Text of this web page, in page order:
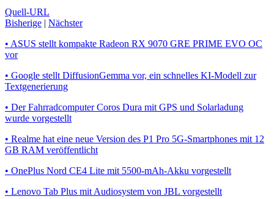
Quell-URL
Bisherige | Nächster
• ASUS stellt kompakte Radeon RX 9070 GRE PRIME EVO OC
vor
• Google stellt DiffusionGemma vor, ein schnelles KI-Modell zur
Textgenerierung
• Der Fahrradcomputer Coros Dura mit GPS und Solarladung
wurde vorgestellt
• Realme hat eine neue Version des P1 Pro 5G-Smartphones mit 12
GB RAM veröffentlicht
• OnePlus Nord CE4 Lite mit 5500-mAh-Akku vorgestellt
• Lenovo Tab Plus mit Audiosystem von JBL vorgestellt